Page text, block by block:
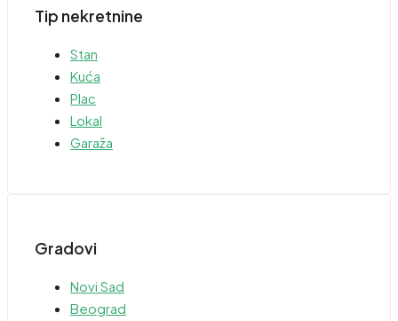
Tip nekretnine
Stan
Kuća
Plac
Lokal
Garaža
Gradovi
Novi Sad
Beograd